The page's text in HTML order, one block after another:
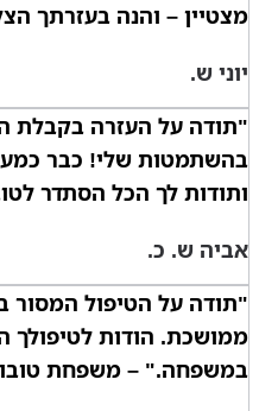
מצטיין – והנה בעזרתך
יוני ש.
"תודה על העזרה בקבלת
בהשתמטות שלי! כבר
ותודות לך הכל הסתדר
אביה ש. כ.
"תודה על הטיפול המסור
ממושכת. הודות
במשפחה." – משפחת